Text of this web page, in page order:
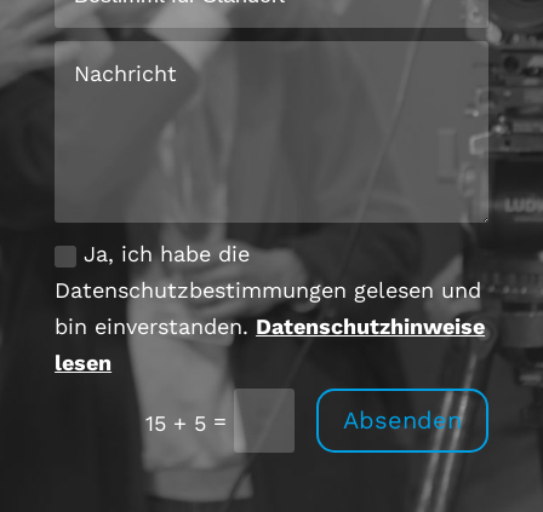
Ja, ich habe die
Datenschutzbestimmungen gelesen und
bin einverstanden. Datenschutzhinweise
lesen
15 + 5 = Absenden